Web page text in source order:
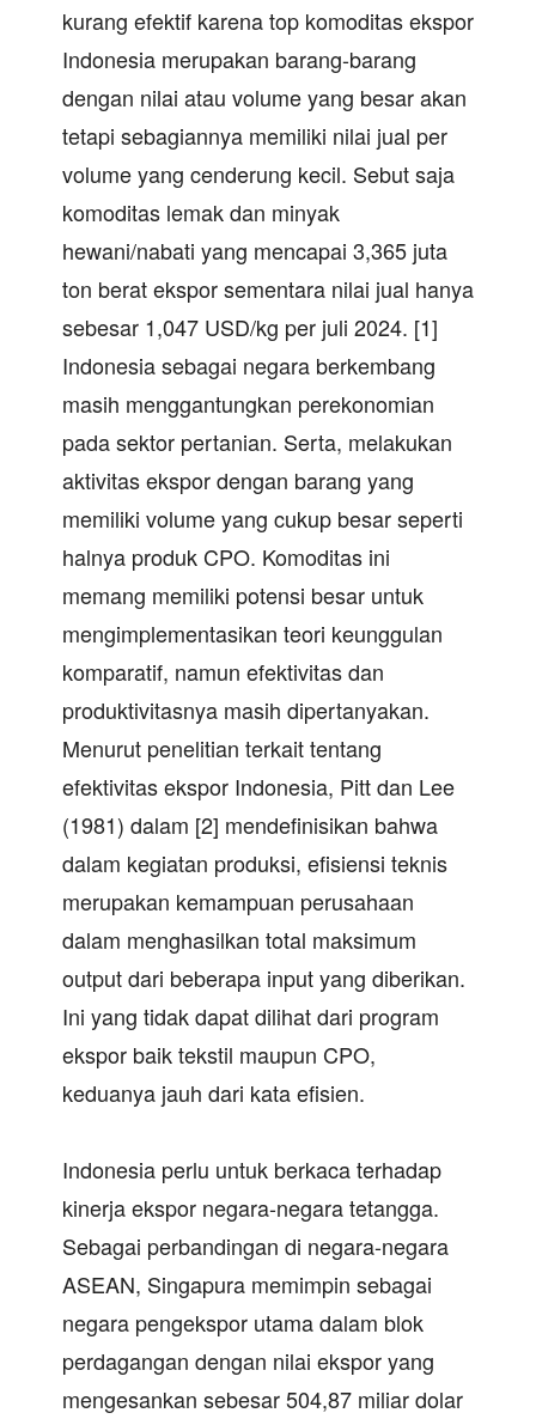
kurang efektif karena top komoditas ekspor
Indonesia merupakan barang-barang
dengan nilai atau volume yang besar akan
tetapi sebagiannya memiliki nilai jual per
volume yang cenderung kecil. Sebut saja
komoditas lemak dan minyak
hewani/nabati yang mencapai 3,365 juta
ton berat ekspor sementara nilai jual hanya
sebesar 1,047 USD/kg per juli 2024. [1]
Indonesia sebagai negara berkembang
masih menggantungkan perekonomian
pada sektor pertanian. Serta, melakukan
aktivitas ekspor dengan barang yang
memiliki volume yang cukup besar seperti
halnya produk CPO. Komoditas ini
memang memiliki potensi besar untuk
mengimplementasikan teori keunggulan
komparatif, namun efektivitas dan
produktivitasnya masih dipertanyakan.
Menurut penelitian terkait tentang
efektivitas ekspor Indonesia, Pitt dan Lee
(1981) dalam [2] mendefinisikan bahwa
dalam kegiatan produksi, efisiensi teknis
merupakan kemampuan perusahaan
dalam menghasilkan total maksimum
output dari beberapa input yang diberikan.
Ini yang tidak dapat dilihat dari program
ekspor baik tekstil maupun CPO,
keduanya jauh dari kata efisien.
Indonesia perlu untuk berkaca terhadap
kinerja ekspor negara-negara tetangga.
Sebagai perbandingan di negara-negara
ASEAN, Singapura memimpin sebagai
negara pengekspor utama dalam blok
perdagangan dengan nilai ekspor yang
mengesankan sebesar 504,87 miliar dolar